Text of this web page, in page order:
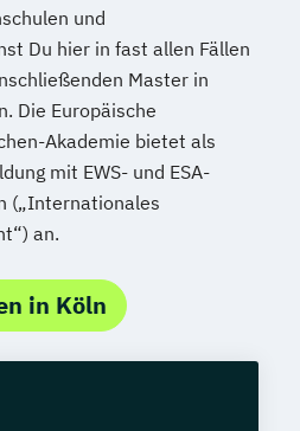
und
Du hier in fast allen Fällen
Master in
Die Europäische
Akademie bietet als
mit EWS- und ESA-
(„Internationales
an.
in Köln